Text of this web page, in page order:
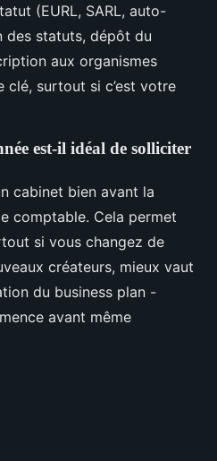
(EURL, SARL, auto-
des statuts, dépôt du
aux organismes
clé, surtout si c’est votre
est-il idéal de solliciter
cabinet bien avant la
comptable. Cela permet
si vous changez de
créateurs, mieux vaut
du business plan -
avant même